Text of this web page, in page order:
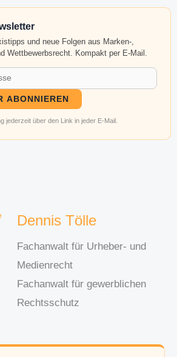
und neue Folgen aus Marken-,
Wettbewerbsrecht. Kompakt per E-Mail.
ABONNIEREN
jederzeit über den Link in jeder E-Mail.
Dennis Tölle
Fachanwalt für Urheber- und
Medienrecht
Fachanwalt für gewerblichen
Rechtsschutz